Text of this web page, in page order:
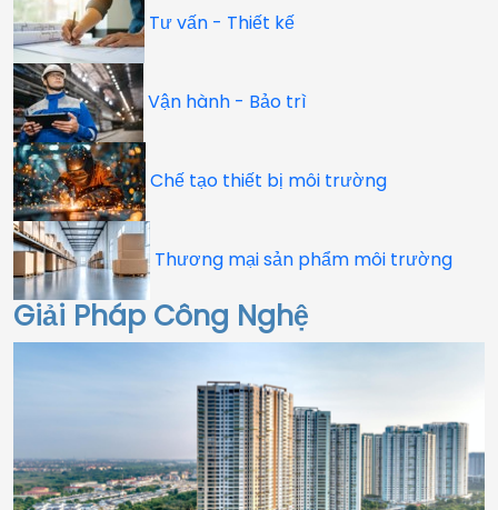
Tư vấn - Thiết kế
Vận hành - Bảo trì
Chế tạo thiết bị môi trường
Thương mại sản phẩm môi trường
Giải Pháp Công Nghệ